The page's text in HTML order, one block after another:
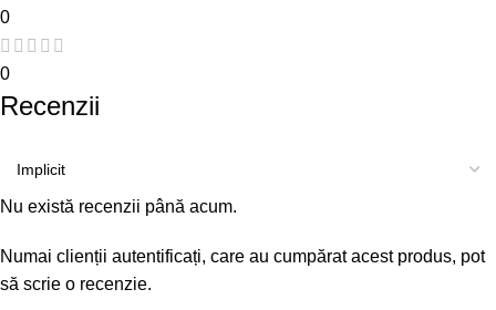
0
0
Recenzii
Nu există recenzii până acum.
Numai clienții autentificați, care au cumpărat acest produs, pot
să scrie o recenzie.